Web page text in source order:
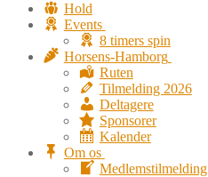
Hold
Events
8 timers spin
Horsens-Hamborg
Ruten
Tilmelding 2026
Deltagere
Sponsorer
Kalender
Om os
Medlemstilmelding